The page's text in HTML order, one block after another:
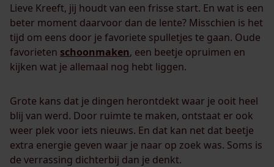
Lieve Kreeft, jij houdt van een frisse start. En wat is een
beter moment daarvoor dan de lente? Misschien is het
tijd om eens door je favoriete spulletjes te gaan. Oude
favorieten schoonmaken, een beetje opruimen en
kijken wat je allemaal nog hebt liggen.
Grote kans dat je dingen herontdekt waar je ooit heel
blij van werd. Door ruimte te maken, ontstaat er ook
weer plek voor iets nieuws. En dat kan net dat beetje
extra energie geven waar je naar op zoek was. Soms is
de verrassing dichterbij dan je denkt.